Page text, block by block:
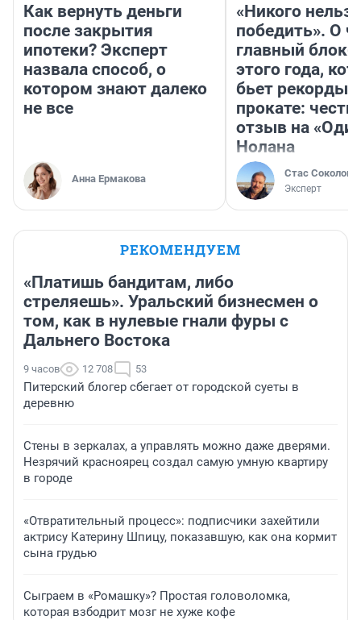
Как вернуть деньги
после закрытия
ипотеки? Эксперт
назвала способ, о
котором знают далеко
не все
Анна Ермакова
«Никого нельзя
победить». О
главный
этого года,
бьет рекорды в
прокате:
отзыв на
Нолана
Стас Соколов
Эксперт
РЕКОМЕНДУЕМ
«Платишь бандитам, либо
стреляешь». Уральский бизнесмен о
том, как в нулевые гнали фуры с
Дальнего Востока
9 часов 12 708 53
Питерский блогер сбегает от городской суеты в
деревню
Стены в зеркалах, а управлять можно даже дверями.
Незрячий красноярец создал самую умную квартиру
в городе
«Отвратительный процесс»: подписчики захейтили
актрису Катерину Шпицу, показавшую, как она кормит
сына грудью
Сыграем в «Ромашку»? Простая головоломка,
которая взбодрит мозг не хуже кофе